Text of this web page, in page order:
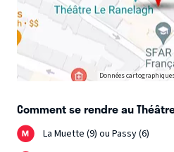
Données
Comment se rendre au
La Muette (9) ou Passy (6)